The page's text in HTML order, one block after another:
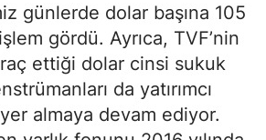
günlerde dolar başına 105
gördü. Ayrıca, TVF’nin
ettiği dolar cinsi sukuk
da yatırımcı
almaya devam ediyor.